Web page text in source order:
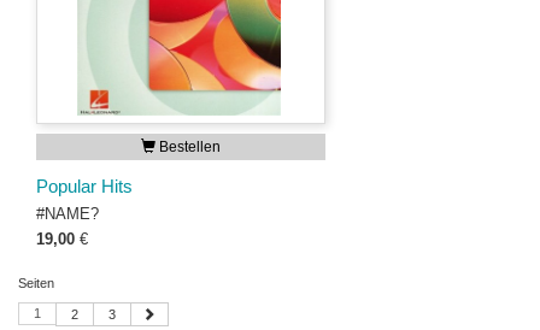
Bestellen
Popular Hits
#NAME?
19,00 €
Seiten
1 2 3